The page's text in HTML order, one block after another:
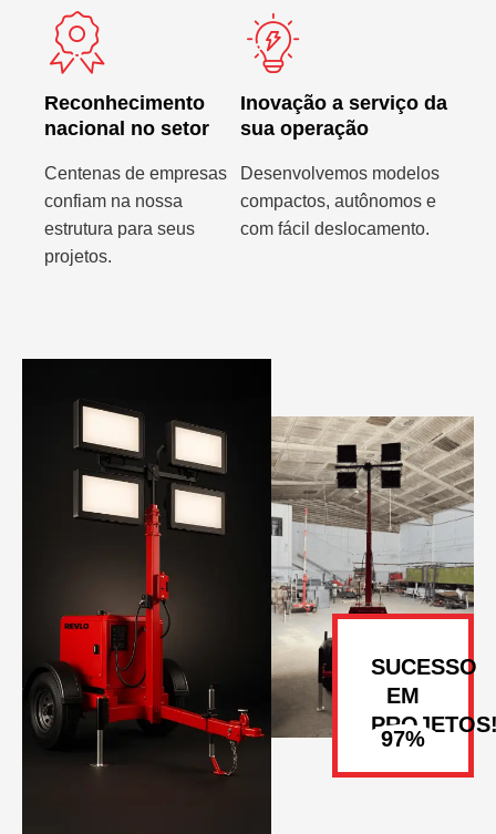
SUCESSO
EM
Reconhecimento
nacional no setor
Centenas de empresas
confiam na nossa
estrutura para seus
projetos.
Inovação a serviço da
sua operação
Desenvolvemos modelos
compactos, autônomos e
com fácil deslocamento.